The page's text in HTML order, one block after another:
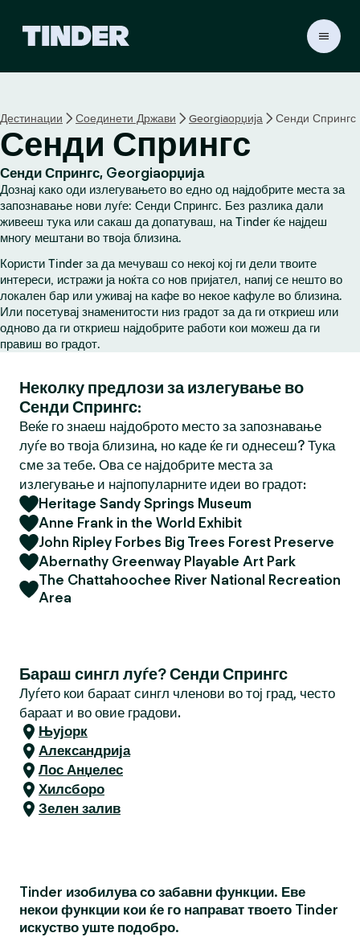
r
H
o
m
e
Дестинации Соединети Држави Georgiaорџија Сенди Спрингс
Сенди Спрингс
Сенди Спрингс, Georgiaорџија
Дознај како оди излегувањето во едно од најдобрите места за
запознавање нови луѓе: Сенди Спрингс. Без разлика дали
живееш тука или сакаш да допатуваш, на Tinder ќе најдеш
многу мештани во твоја близина.
Користи Tinder за да мечуваш со некој кој ги дели твоите
интереси, истражи ја ноќта со нов пријател, напиј се нешто во
локален бар или уживај на кафе во некое кафуле во близина.
Или посетувај знаменитости низ градот за да ги откриеш или
одново да ги откриеш најдобрите работи кои можеш да ги
правиш во градот.
Неколку предлози за излегување во
Сенди Спрингс:
Веќе го знаеш најдоброто место за запознавање
луѓе во твоја близина, но каде ќе ги однесеш? Тука
сме за тебе. Ова се најдобрите места за
излегување и најпопуларните идеи во градот:
Heritage Sandy Springs Museum
Anne Frank in the World Exhibit
John Ripley Forbes Big Trees Forest Preserve
Abernathy Greenway Playable Art Park
The Chattahoochee River National Recreation
Area
Бараш сингл луѓе? Сенди Спрингс
Луѓето кои бараат сингл членови во тој град, често
бараат и во овие градови.
Њујорк
Александрија
Лос Анџелес
Хилсборо
Зелен залив
Tinder изобилува со забавни функции. Еве
некои функции кои ќе го направат твоето Tinder
искуство уште подобро.